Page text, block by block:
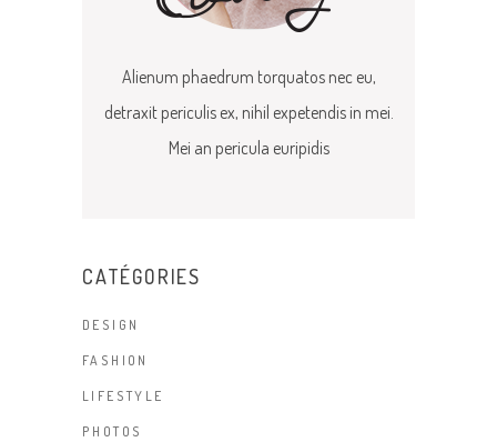
Alienum phaedrum torquatos nec eu,
detraxit periculis ex, nihil expetendis in mei.
Mei an pericula euripidis
CATÉGORIES
DESIGN
FASHION
LIFESTYLE
PHOTOS